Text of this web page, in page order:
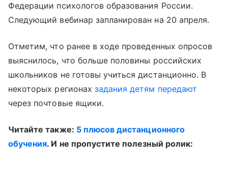
Федерации психологов образования России.
Следующий вебинар запланирован на 20 апреля.
Отметим, что ранее в ходе проведенных опросов
выяснилось, что больше половины российских
школьников не готовы учиться дистанционно. В
некоторых регионах задания детям передают
через почтовые ящики.
Читайте также: 5 плюсов дистанционного
обучения. И не пропустите полезный ролик: